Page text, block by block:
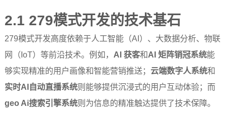
2.1 279模式开发的技术基石
279模式开发高度依赖于人工智能（AI）、大数据分析、物联
网（IoT）等前沿技术。例如， AI 获客和AI 矩阵销冠系统能
够实现精准的用户画像和智能营销推送； 云端数字人系统和
实时AI自动直播系统则能够提供沉浸式的用户互动体验；而
geo Ai搜索引擎系统则为信息的精准触达提供了技术保障。